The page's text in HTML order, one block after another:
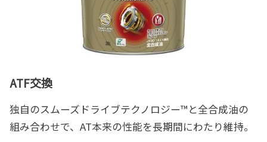
ATF交換
独自のスムーズドライブテクノロジー™と全合成油の
組み合わせで、AT本来の性能を長期間にわたり維持。